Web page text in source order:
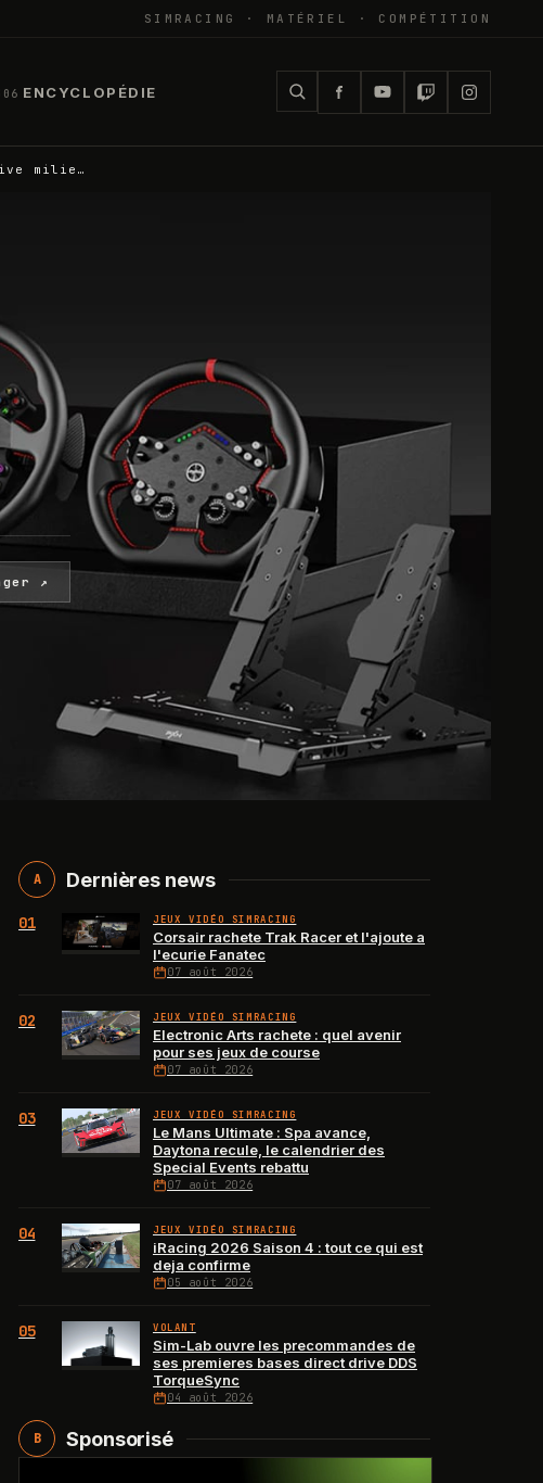
SIMRACING · MATÉRIEL · COMPÉTITION
06 ENCYCLOPÉDIE
milie…
↗
A Dernières news
01 JEUX VIDÉO SIMRACING
Corsair rachete Trak Racer et l'ajoute a
l'ecurie Fanatec
07 août 2026
02 JEUX VIDÉO SIMRACING
Electronic Arts rachete : quel avenir
pour ses jeux de course
07 août 2026
03 JEUX VIDÉO SIMRACING
Le Mans Ultimate : Spa avance,
Daytona recule, le calendrier des
Special Events rebattu
07 août 2026
04 JEUX VIDÉO SIMRACING
iRacing 2026 Saison 4 : tout ce qui est
deja confirme
05 août 2026
05 VOLANT
Sim-Lab ouvre les precommandes de
ses premieres bases direct drive DDS
TorqueSync
04 août 2026
B Sponsorisé